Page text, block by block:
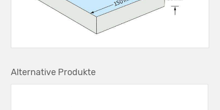
Alternative Produkte